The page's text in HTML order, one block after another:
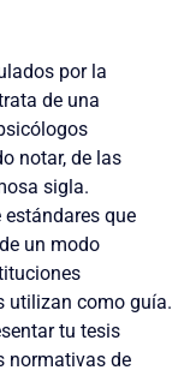
por la
de una
notar, de las
sigla.
estándares que
un modo
utilizan como guía.
tu tesis
normativas de